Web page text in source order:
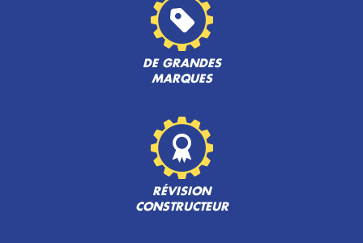
DE GRANDES
MARQUES
RÉVISION
CONSTRUCTEUR